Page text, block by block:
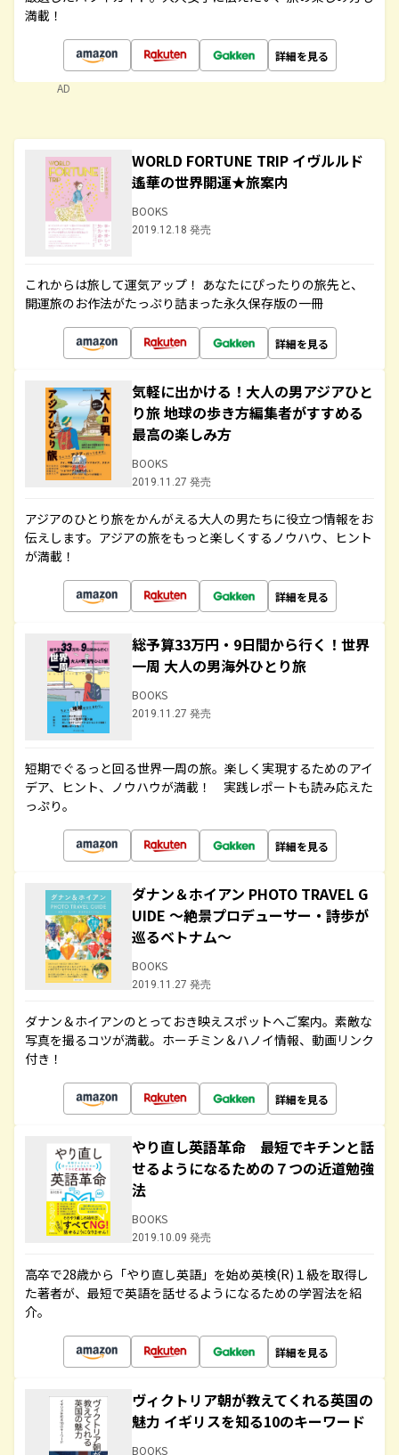
満載！
詳細を見る
AD
WORLD FORTUNE TRIP イヴルルド
遙華の世界開運★旅案内
BOOKS
2019.12.18 発売
これからは旅して運気アップ！ あなたにぴったりの旅先と、
開運旅のお作法がたっぷり詰まった永久保存版の一冊
詳細を見る
気軽に出かける！大人の男アジアひと
り旅 地球の歩き方編集者がすすめる
最高の楽しみ方
BOOKS
2019.11.27 発売
アジアのひとり旅をかんがえる大人の男たちに役立つ情報をお
伝えします。アジアの旅をもっと楽しくするノウハウ、ヒント
が満載！
詳細を見る
総予算33万円・9日間から行く！世界
一周 大人の男海外ひとり旅
BOOKS
2019.11.27 発売
短期でぐるっと回る世界一周の旅。楽しく実現するためのアイ
デア、ヒント、ノウハウが満載！ 実践レポートも読み応えた
っぷり。
詳細を見る
ダナン＆ホイアン PHOTO TRAVEL G
UIDE ～絶景プロデューサー・詩歩が
巡るベトナム～
BOOKS
2019.11.27 発売
ダナン＆ホイアンのとっておき映えスポットへご案内。素敵な
写真を撮るコツが満載。ホーチミン＆ハノイ情報、動画リンク
付き！
詳細を見る
やり直し英語革命 最短でキチンと話
せるようになるための７つの近道勉強
法
BOOKS
2019.10.09 発売
高卒で28歳から「やり直し英語」を始め英検(R)１級を取得し
た著者が、最短で英語を話せるようになるための学習法を紹
介。
詳細を見る
ヴィクトリア朝が教えてくれる英国の
魅力 イギリスを知る10のキーワード
BOOKS